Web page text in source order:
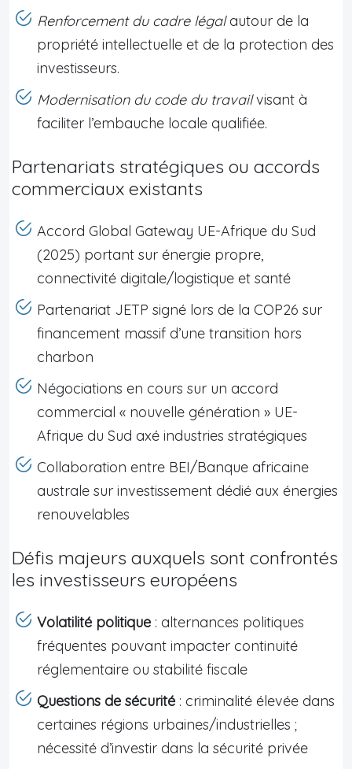
Renforcement du cadre légalautour de la
propriété intellectuelle et de la protection des
investisseurs.
Modernisation du code du travailvisant à
faciliter l’embauche locale qualifiée.
Partenariats stratégiques ou accords
commerciaux existants
Accord Global Gateway UE-Afrique du Sud
(2025) portant sur énergie propre,
connectivité digitale/logistique et santé
Partenariat JETP signé lors de la COP26 sur
financement massif d’une transition hors
charbon
Négociations en cours sur un accord
commercial « nouvelle génération » UE-
Afrique du Sud axé industries stratégiques
Collaboration entre BEI/Banque africaine
australe sur investissement dédié aux énergies
renouvelables
Défis majeurs auxquels sont confrontés
les investisseurs européens
Volatilité politique : alternances politiques
fréquentes pouvant impacter continuité
réglementaire ou stabilité fiscale
Questions de sécurité : criminalité élevée dans
certaines régions urbaines/industrielles ;
nécessité d’investir dans la sécurité privée